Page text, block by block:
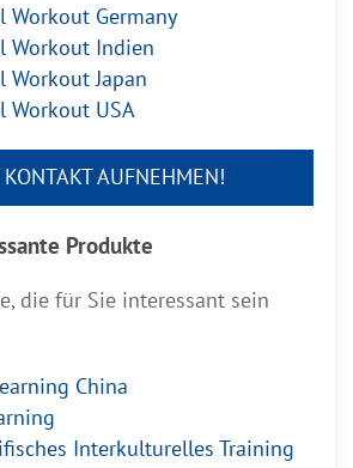
Workout Germany
Workout Indien
Japan
Workout USA
KONTAKT AUFNEHMEN!
Produkte
die für Sie interessant sein
China
Interkulturelles Training